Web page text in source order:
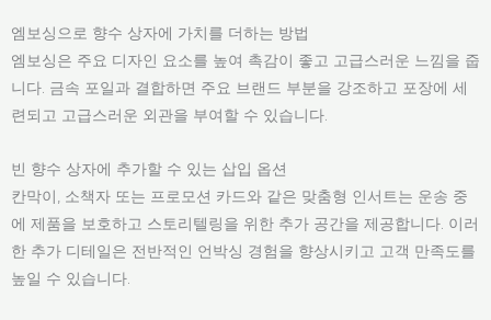
엠보싱으로 향수 상자에 가치를 더하는 방법
엠보싱은 주요 디자인 요소를 높여 촉감이 좋고 고급스러운 느낌을 줍
니다. 금속 포일과 결합하면 주요 브랜드 부분을 강조하고 포장에 세
련되고 고급스러운 외관을 부여할 수 있습니다.
빈 향수 상자에 추가할 수 있는 삽입 옵션
칸막이, 소책자 또는 프로모션 카드와 같은 맞춤형 인서트는 운송 중
에 제품을 보호하고 스토리텔링을 위한 추가 공간을 제공합니다. 이러
한 추가 디테일은 전반적인 언박싱 경험을 향상시키고 고객 만족도를
높일 수 있습니다.